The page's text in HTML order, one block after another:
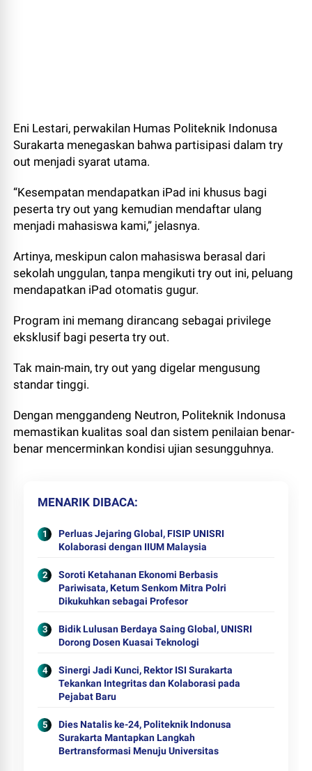
Eni Lestari, perwakilan Humas Politeknik Indonusa
Surakarta menegaskan bahwa partisipasi dalam try
out menjadi syarat utama.
“Kesempatan mendapatkan iPad ini khusus bagi
peserta try out yang kemudian mendaftar ulang
menjadi mahasiswa kami,” jelasnya.
Artinya, meskipun calon mahasiswa berasal dari
sekolah unggulan, tanpa mengikuti try out ini, peluang
mendapatkan iPad otomatis gugur.
Program ini memang dirancang sebagai privilege
eksklusif bagi peserta try out.
Tak main-main, try out yang digelar mengusung
standar tinggi.
Dengan menggandeng Neutron, Politeknik Indonusa
memastikan kualitas soal dan sistem penilaian benar-
benar mencerminkan kondisi ujian sesungguhnya.
MENARIK DIBACA
Perluas Jejaring Global, FISIP UNISRI
Kolaborasi dengan IIUM Malaysia
Soroti Ketahanan Ekonomi Berbasis
Pariwisata, Ketum Senkom Mitra Polri
Dikukuhkan sebagai Profesor
Bidik Lulusan Berdaya Saing Global, UNISRI
Dorong Dosen Kuasai Teknologi
Sinergi Jadi Kunci, Rektor ISI Surakarta
Tekankan Integritas dan Kolaborasi pada
Pejabat Baru
Dies Natalis ke-24, Politeknik Indonusa
Surakarta Mantapkan Langkah
Bertransformasi Menuju Universitas